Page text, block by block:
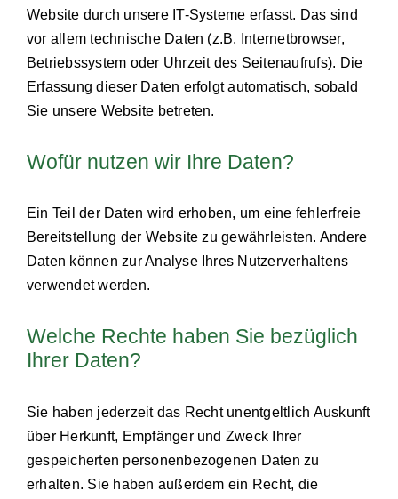
Website durch unsere IT-Systeme erfasst. Das sind
vor allem technische Daten (z.B. Internetbrowser,
Betriebssystem oder Uhrzeit des Seitenaufrufs). Die
Erfassung dieser Daten erfolgt automatisch, sobald
Sie unsere Website betreten.
Wofür nutzen wir Ihre Daten?
Ein Teil der Daten wird erhoben, um eine fehlerfreie
Bereitstellung der Website zu gewährleisten. Andere
Daten können zur Analyse Ihres Nutzerverhaltens
verwendet werden.
Welche Rechte haben Sie bezüglich
Ihrer Daten?
Sie haben jederzeit das Recht unentgeltlich Auskunft
über Herkunft, Empfänger und Zweck Ihrer
gespeicherten personenbezogenen Daten zu
erhalten. Sie haben außerdem ein Recht, die